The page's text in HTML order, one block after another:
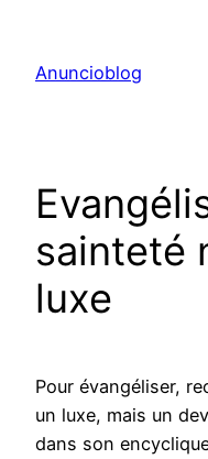
contenu
Anuncioblog
sainteté
luxe
Pour évangéliser,
un luxe, mais un
dans son